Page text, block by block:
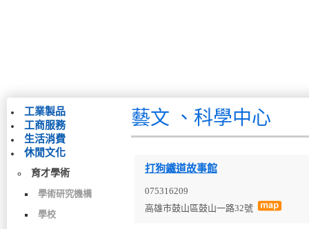
工業製品
工商服務
生活消費
休閒文化
育才學術
學術研究機構
學校
藝文 、科學中心
打狗鐵道故事館
075316209
高雄市鼓山區鼓山一路32號